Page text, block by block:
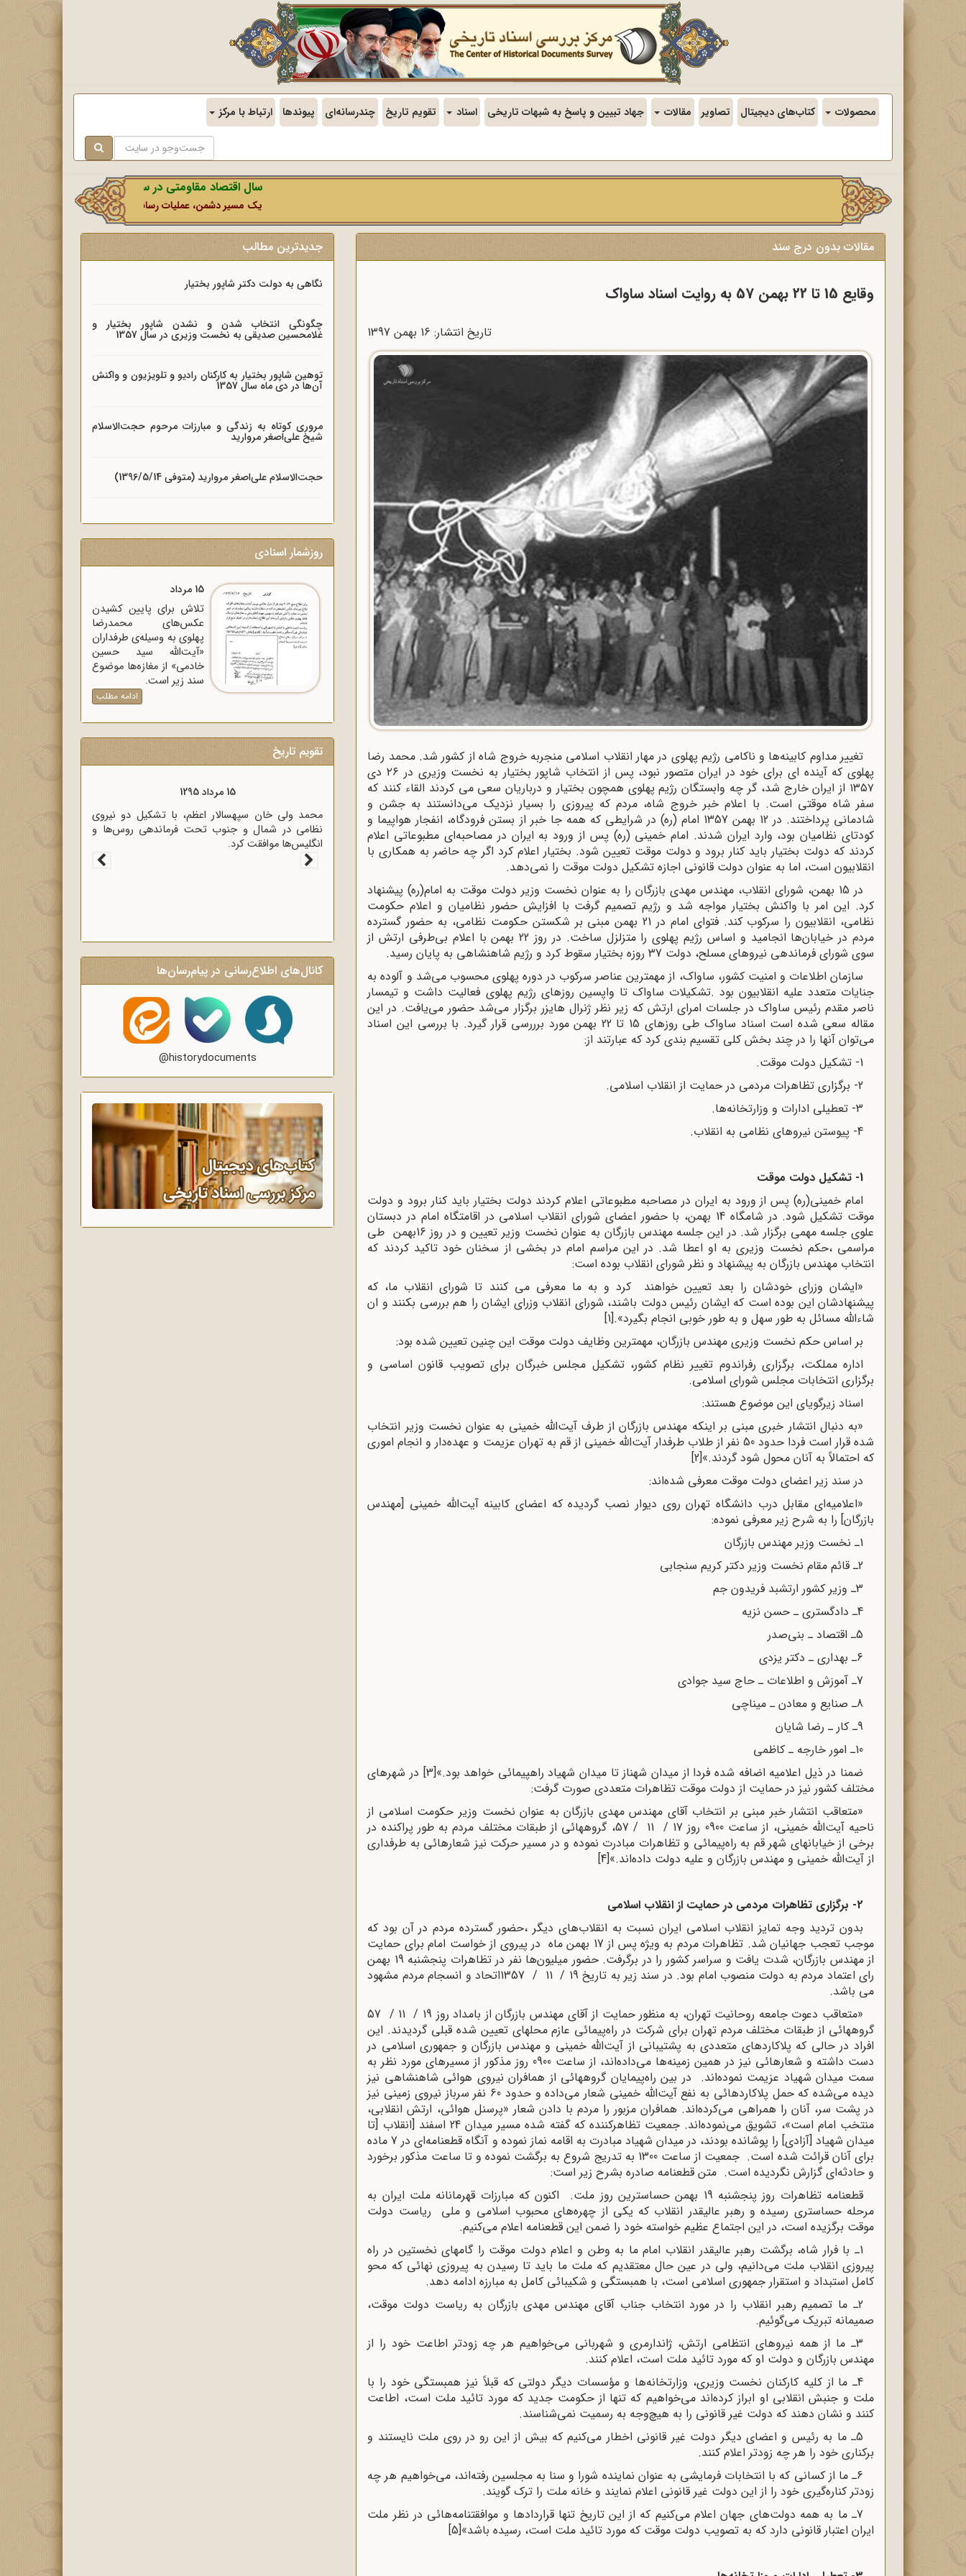
محصولات کتاب‌های دیجیتال تصاویر مقالات جهاد تبیین و پاسخ به شبهات تاریخی اسناد تقویم تاریخ چندرسانه‌ای پیوندها ارتباط با مرکز
سال اقتصاد مقاومتی در سایه وحدت ملی و امنیت ملی.
یک مسیر دشمن، عملیات رسانه‌ای او است که در این ایام بطور
مقالات بدون درج سند
وقایع 15 تا 22 بهمن 57 به روایت اسناد ساواک
تاریخ انتشار: 16 بهمن 1397
تغییر مداوم کابینه‌ها و ناکامی رژیم پهلوی در مهار انقلاب اسلامی منجربه خروج شاه از کشور شد. محمد رضا
پهلوی که آینده ای برای خود در ایران متصور نبود، پس از انتخاب شاپور بختیار به نخست وزیری در ۲۶ دی
۱۳۵۷ از ایران خارج شد، گر چه وابستگان رژیم پهلوی همچون بختیار و درباریان سعی می کردند القاء کنند که
سفر شاه موقتی است. با اعلام خبر خروج شاه، مردم که پیروزی را بسیار نزدیک می‌دانستند به جشن و
شادمانی پرداختند. در 12 بهمن 1357 امام (ره) در شرایطی که همه جا خبر از بستن فرودگاه، انفجار هواپیما و
کودتای نظامیان بود، وارد ایران شدند. امام خمینی (ره) پس از ورود به ایران در مصاحبه‌ای مطبوعاتی اعلام
کردند که دولت بختیار باید کنار برود و دولت موقت تعیین شود. بختیار اعلام کرد اگر چه حاضر به همکاری با
انقلابیون است، اما به عنوان دولت قانونی اجازه تشکیل دولت موقت را نمی‌دهد.
در 15 بهمن، شورای انقلاب، مهندس مهدی بازرگان را به عنوان نخست وزیر دولت موقت به امام(ره) پیشنهاد
کرد. این امر با واکنش بختیار مواجه شد و رژیم تصمیم گرفت با افزایش حضور نظامیان و اعلام حکومت
نظامی، انقلابیون را سرکوب کند. فتوای امام در 21 بهمن مبنی بر شکستن حکومت نظامی، به حضور گسترده
مردم در خیابان‌ها انجامید و اساس رژیم پهلوی را متزلزل ساخت. در روز 22 بهمن با اعلام بی‌طرفی ارتش از
سوی شورای فرماندهی نیروهای مسلح، دولت 37 روزه بختیار سقوط کرد و رژیم شاهنشاهی به پایان رسید.
سازمان اطلاعات و امنیت کشور، ساواک، از مهمترین عناصر سرکوب در دوره پهلوی محسوب می‌شد و آلوده به
جنایات متعدد علیه انقلابیون بود .تشکیلات ساواک تا واپسین روزهای رژیم پهلوی فعالیت داشت و تیمسار
ناصر مقدم رئیس ساواک در جلسات امرای ارتش که زیر نظر ژنرال هایزر برگزار می‌شد حضور می‌یافت. در این
مقاله سعی شده است اسناد ساواک طی روزهای 15 تا 22 بهمن مورد برررسی قرار گیرد. با بررسی این اسناد
می‌توان آنها را در چند بخش کلی تقسیم بندی کرد که عبارتند از:
-1 تشکیل دولت موقت.
-2 برگزاری تظاهرات مردمی در حمایت از انقلاب اسلامی.
-3 تعطیلی ادارات و وزارتخانه‌ها.
-4 پیوستن نیروهای نظامی به انقلاب.
-1 تشکیل دولت موقت
امام خمینی(ره) پس از ورود به ایران در مصاحبه مطبوعاتی اعلام کردند دولت بختیار باید کنار برود و دولت
موقت تشکیل شود. در شامگاه 14 بهمن، با حضور اعضای شورای انقلاب اسلامی در اقامتگاه امام در دبستان
علوی جلسه مهمی برگزار شد. در این جلسه مهندس بازرگان به عنوان نخست وزیر تعیین و در روز 16بهمن طی
مراسمی ،حکم نخست وزیری به او اعطا شد. در این مراسم امام در بخشی از سخنان خود تاکید کردند که
انتخاب مهندس بازرگان به پیشنهاد و نظر شورای انقلاب بوده است:
«ایشان وزرای خودشان را بعد تعیین خواهند کرد و به ما معرفی می کنند تا شورای انقلاب ما، که
پیشنهادشان این بوده است که ایشان رئیس دولت باشند، شورای انقلاب وزرای ایشان را هم بررسی بکنند و ان
شاءالله مسائل به طور سهل و به طور خوبی انجام بگیرد».[1]
بر اساس حکم نخست وزیری مهندس بازرگان، مهمترین وظایف دولت موقت این چنین تعیین شده بود:
اداره مملکت، برگزاری رفراندوم تغییر نظام کشور، تشکیل مجلس خبرگان برای تصویب قانون اساسی و
برگزاری انتخابات مجلس شورای اسلامی.
اسناد زیرگویای این موضوع هستند:
«به دنبال انتشار خبرى مبنى بر اینکه مهندس بازرگان از طرف آیت‌اللّه‌ خمینى به عنوان نخست وزیر انتخاب
شده قرار است فردا حدود 50 نفر از طلاب طرفدار آیت‌اللّه‌ خمینى از قم به تهران عزیمت و عهده‌دار و انجام اموری
که احتمالاً به آنان محول شود گردند.»[2]
در سند زیر اعضای دولت موقت معرفی شده‌اند:
«اعلامیه‌اى مقابل درب دانشگاه تهران روى دیوار نصب گردیده که اعضاى کابینه آیت‌الله خمینى [مهندس
بازرگان] را به شرح زیر معرفى نموده:
1ـ نخست وزیر مهندس بازرگان
2ـ قائم مقام نخست وزیر دکتر کریم سنجابى
3ـ وزیر کشور ارتشبد فریدون جم
4ـ دادگسترى ـ حسن نزیه
5ـ اقتصاد ـ بنى‌صدر
6ـ بهدارى ـ دکتر یزدى
7ـ آموزش و اطلاعات ـ حاج سید جوادى
8ـ صنایع و معادن ـ میناچى
9ـ کار ـ رضا شایان
10ـ امور خارجه ـ کاظمى
ضمنا در ذیل اعلامیه اضافه شده فردا از میدان شهناز تا میدان شهیاد راهپیمائى خواهد بود.»[3] در شهرهای
مختلف کشور نیز در حمایت از دولت موقت تظاهرات متعددی صورت گرفت:
«متعاقب انتشار خبر مبنى بر انتخاب آقاى مهندس مهدى بازرگان به عنوان نخست وزیر حکومت اسلامى از
ناحیه آیت‌الله خمینى، از ساعت 0900 روز 17 / 11 / 57، گروههائى از طبقات مختلف مردم به طور پراکنده در
برخى از خیابانهاى شهر قم به راه‌پیمائى و تظاهرات مبادرت نموده و در مسیر حرکت نیز شعارهائى به طرفدارى
از آیت‌الله خمینى و مهندس بازرگان و علیه دولت داده‌اند.»[4]
-2 برگزاری تظاهرات مردمی در حمایت از انقلاب اسلامی
بدون تردید وجه تمایز انقلاب اسلامی ایران نسبت به انقلاب‌های دیگر ،حضور گسترده مردم در آن بود که
موجب تعجب جهانیان شد. تظاهرات مردم به ویژه پس از 17 بهمن ماه در پیروی از خواست امام برای حمایت
از مهندس بازرگان، شدت یافت و سراسر کشور را در برگرفت. حضور میلیون‌ها نفر در تظاهرات پنجشنبه 19 بهمن
رای اعتماد مردم به دولت منصوب امام بود. در سند زیر به تاریخ 19 / 11 /
1357اتحاد و انسجام مردم مشهود
می باشد.
«متعاقب دعوت جامعه روحانیت تهران، به منظور حمایت از آقاى مهندس بازرگان از بامداد روز 19 / 11 / 57
گروههائى از طبقات مختلف مردم تهران براى شرکت در راه‌پیمائى عازم محلهاى تعیین شده قبلى گردیدند. این
افراد در حالی که پلاکاردهاى متعددى به پشتیبانى از آیت‌الله خمینى و مهندس بازرگان و جمهورى اسلامى در
دست داشته و شعارهائى نیز در همین زمینه‌ها می‌داده‌اند، از ساعت 0900 روز مذکور از مسیرهاى مورد نظر به
سمت میدان شهیاد عزیمت نموده‌اند. در بین راه‌پیمایان گروههائى از همافران نیروى هوائى شاهنشاهى نیز
دیده می‌شده که حمل پلاکاردهائى به نفع آیت‌الله خمینى شعار می‌داده و حدود 60 نفر سرباز نیروى زمینى نیز
در پشت سر، آنان را همراهى می‌کرده‌اند. همافران مزبور را مردم با دادن شعار «پرسنل هوائى، ارتش انقلابى،
منتخب امام است»، تشویق می‌نموده‌اند. جمعیت تظاهرکننده که گفته شده مسیر میدان 24 اسفند [انقلاب
]تا
میدان شهیاد [آزادی] را پوشانده بودند، در میدان شهیاد مبادرت به اقامه نماز نموده و آنگاه قطعنامه‌اى در 7 ماده
براى آنان قرائت شده است. جمعیت از ساعت 1300 به تدریج شروع به برگشت نموده و تا ساعت مذکور برخورد
و حادثه‌اى گزارش نگردیده است. متن قطعنامه صادره بشرح زیر است:
قطعنامه تظاهرات روز پنجشنبه 19 بهمن حساسترین روز ملت. اکنون که مبارزات قهرمانانه ملت ایران به
مرحله حساسترى رسیده و رهبر عالیقدر انقلاب که یکى از چهره‌هاى محبوب اسلامى و ملى ریاست دولت
موقت برگزیده است، در این اجتماع عظیم خواسته خود را ضمن این قطعنامه اعلام می‌کنیم.
1ـ با فرار شاه، برگشت رهبر عالیقدر انقلاب امام ما به وطن و اعلام دولت موقت را گامهاى نخستین در راه
پیروزى انقلاب ملت می‌دانیم، ولى در عین حال معتقدیم که ملت ما باید تا رسیدن به پیروزى نهائى که محو
کامل استبداد و استقرار جمهورى اسلامى است، با همبستگى و شکیبائى کامل به مبارزه ادامه دهد.
2ـ ما تصمیم رهبر انقلاب را در مورد انتخاب جناب آقاى مهندس مهدى بازرگان به ریاست دولت موقت،
صمیمانه تبریک می‌گوئیم.
3ـ ما از همه نیروهاى انتظامى ارتش، ژاندارمرى و شهربانى می‌خواهیم هر چه زودتر اطاعت خود را از
مهندس بازرگان و دولت او که مورد تائید ملت است، اعلام کنند.
4ـ ما از کلیه کارکنان نخست وزیرى، وزارتخانه‌ها و مؤسسات دیگر دولتى که قبلاً نیز همبستگى خود را با
ملت و جنبش انقلابى او ابراز کرده‌اند می‌خواهیم که تنها از حکومت جدید که مورد تائید ملت است، اطاعت
کنند و نشان دهند که دولت غیر قانونى را به هیچ‌وجه به رسمیت نمی‌شناسند.
5ـ ما به رئیس و اعضاى دیگر دولت غیر قانونى اخطار می‌کنیم که بیش از این رو در روى ملت نایستند و
برکنارى خود را هر چه زودتر اعلام کنند.
6ـ ما از کسانی که با انتخابات فرمایشى به عنوان نماینده شورا و سنا به مجلسین رفته‌اند، می‌خواهیم هر چه
زودتر کناره‌گیرى خود را از این دولت غیر قانونى اعلام نمایند و خانه ملت را ترک گویند.
7ـ ما به همه دولت‌هاى جهان اعلام می‌کنیم که از این تاریخ تنها قراردادها و موافقتنامه‌هائى در نظر ملت
ایران اعتبار قانونى دارد که به تصویب دولت موقت که مورد تائید ملت است، رسیده باشد»[5]
جدیدترین مطالب
نگاهی به دولت دکتر شاپور بختیار
چگونگی انتخاب شدن و نشدن شاپور بختیار و
غلامحسین صدیقی به نخست وزیری در سال 1357
توهین شاپور بختیار به کارکنان رادیو و تلویزیون و واکنش
آن‌ها در دی ماه سال 1357
مروری کوتاه به زندگی و مبارزات مرحوم حجت‌الاسلام
شیخ علی‌اصغر مروارید
حجت‌الاسلام علی‌اصغر مروارید (متوفی 1396/5/14)
روزشمار اسنادی
15 مرداد
تلاش برای پایین کشیدن
عکس‌های محمدرضا
پهلوی به وسیله‌ی طرفداران
«آیت‌الله سید حسین
خادمی» از مغازه‌ها موضوع
سند زیر است.
ادامه مطلب
تقویم تاریخ
15 مرداد 1320
وزیر خارجه انگلیس آنتونی ایدن حضور متخصصان
آلمانی در ایران را خطر بزرگی برای لندن دانست.
کانال‌های اطلاع‌رسانی در پیام‌رسان‌ها
@historydocuments